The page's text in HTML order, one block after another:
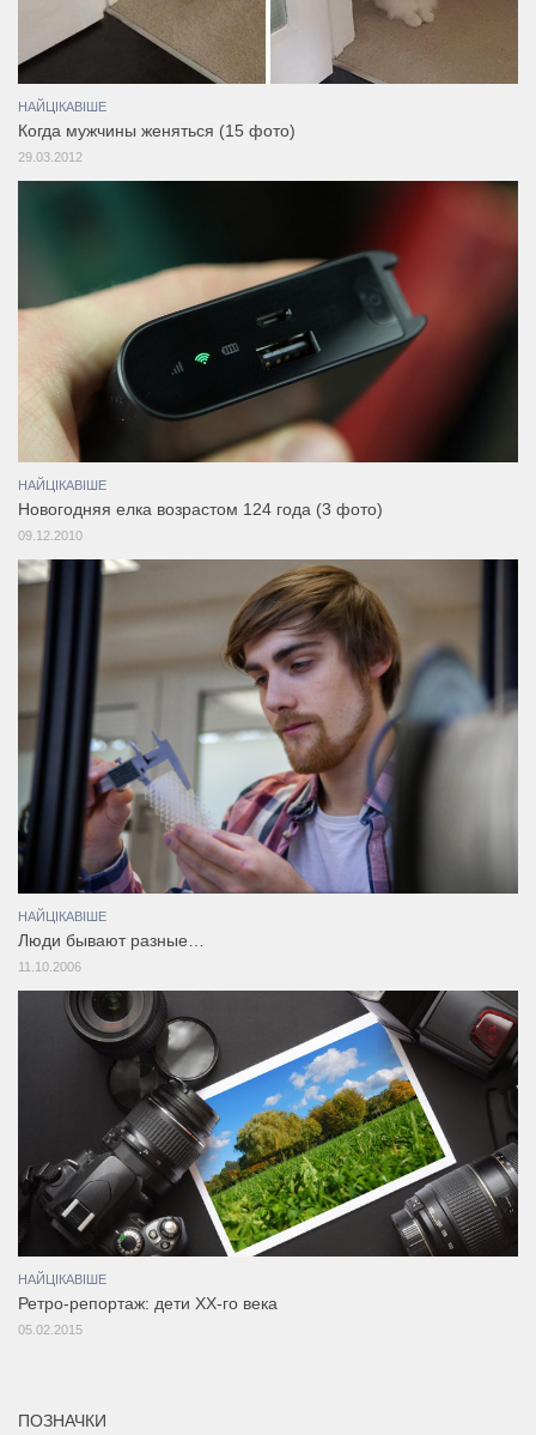
НАЙЦІКАВІШЕ
Когда мужчины женяться (15 фото)
29.03.2012
НАЙЦІКАВІШЕ
Новогодняя елка возрастом 124 года (3 фото)
09.12.2010
НАЙЦІКАВІШЕ
Люди бывают разные…
11.10.2006
НАЙЦІКАВІШЕ
Ретро-репортаж: дети ХХ-го века
05.02.2015
ПОЗНАЧКИ